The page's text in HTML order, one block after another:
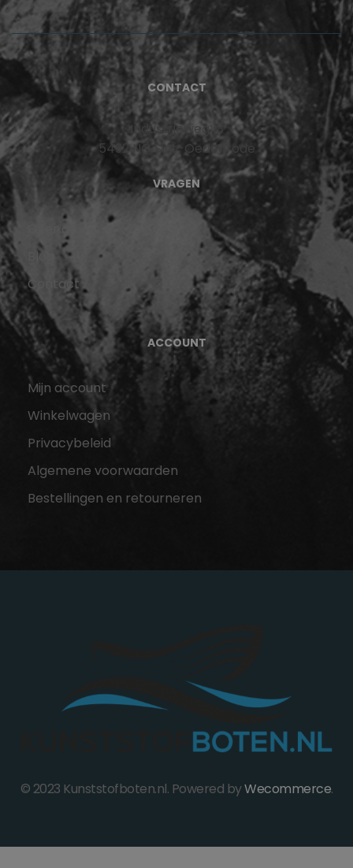
CONTACT
Industrieweg 13
5492 NG Sint-Oedenrode
VRAGEN
Blog
Contact
ACCOUNT
Mijn account
Winkelwagen
Privacybeleid
Algemene voorwaarden
Bestellingen en retourneren
© 2023 Kunststofboten.nl. Powered byWecommerce.